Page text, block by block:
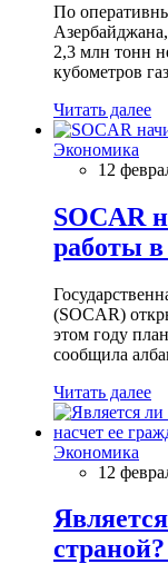
По
2,3 млн тонн
кубометров
Читать далее
Экономика
12
SOCAR
работы
(SOCAR)
этом году
сообщила
Читать далее
Экономика
12